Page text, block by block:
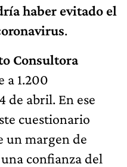
haber evitado el
.
Consultora
a 1.200
de abril. En ese
cuestionario
un margen de
confianza del